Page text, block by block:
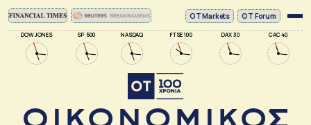
DOW JONES SP 500 NASDAQ FTSE 100 DAX 30 CAC 40
ΟΤ Markets OT Forum